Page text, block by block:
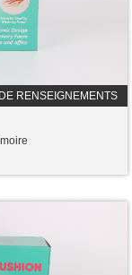
RENSEIGNEMENTS